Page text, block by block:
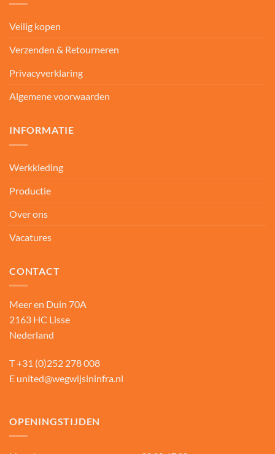
Veilig kopen
Verzenden & Retourneren
Privacyverklaring
Algemene voorwaarden
INFORMATIE
Werkkleding
Productie
Over ons
Vacatures
CONTACT
Meer en Duin 70A
2163 HC Lisse
Nederland
T+31 (0)252 278 008
E united@wegwijsininfra.nl
OPENINGSTIJDEN